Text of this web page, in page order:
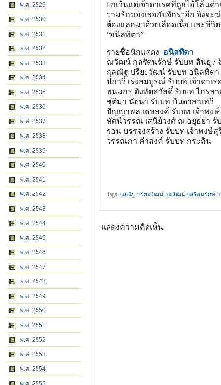
พ.ศ. 2529
พ.ศ. 2530
พ.ศ. 2531
พ.ศ. 2532
พ.ศ. 2533
พ.ศ. 2534
พ.ศ. 2535
พ.ศ. 2536
พ.ศ. 2537
พ.ศ. 2538
พ.ศ. 2539
พ.ศ. 2540
พ.ศ. 2541
พ.ศ. 2542
พ.ศ. 2543
พ.ศ. 2544
พ.ศ. 2545
พ.ศ. 2546
พ.ศ. 2547
พ.ศ. 2548
พ.ศ. 2549
พ.ศ. 2550
พ.ศ. 2551
พ.ศ. 2552
พ.ศ. 2553
พ.ศ. 2554
พ.ศ. 2555
ยกเว้นแต่เจ้าดาเรศที่ถูกไอ้โล้นด
วามรักของเธอกับจักราอีก จึงจะ
ต้องแลกมาด้วยเลือดเนื้อ และชีวิ
“อนิลทิตา”
รายชื่อนักแสดง อนิลทิตา
ณวัฒน์ กุลรัตนรักษ์ รับบท สินธุ /
กุลณัฐ ปรียะวัฒน์ รับบท อนิลทิตา
ปภาวี เร่งสมบูรณ์ รับบท เจ้าดาเรศ
พนมกร ตังทัตสวัสดิ์ รับบท ไกรลา
ชุติมา นัยนา รับบท บันดาสาเทวี
ปัญญาพล เดชสงค์ รับบท เจ้าพง
ทัศน์วรรณ เสนีย์วงศ์ ณ อยุธยา รั
รอน บรรจงสร้าง รับบท เจ้าพงษ์
วรรณภา คำสงค์ รับบท กระถิน
Tags กุลณัฐ ปรียะวัฒน์, ณวัฒน์ กุลรัตนรักษ์,
แสดงความคิดเห็น